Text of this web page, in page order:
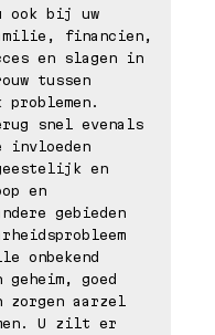
ook bij uw
financien,
en slagen in
tussen
snel evenals
invloeden
en
en
gebieden
onbekend
goed
zorgen aarzel
U zilt er